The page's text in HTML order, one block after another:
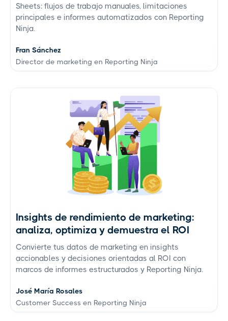
Sheets: flujos de trabajo manuales, limitaciones
principales e informes automatizados con Reporting
Ninja.
Fran Sánchez
Director de marketing en Reporting Ninja
Insights de rendimiento de marketing:
analiza, optimiza y demuestra el ROI
Convierte tus datos de marketing en insights
accionables y decisiones orientadas al ROI con
marcos de informes estructurados y Reporting Ninja.
José María Rosales
Customer Success en Reporting Ninja